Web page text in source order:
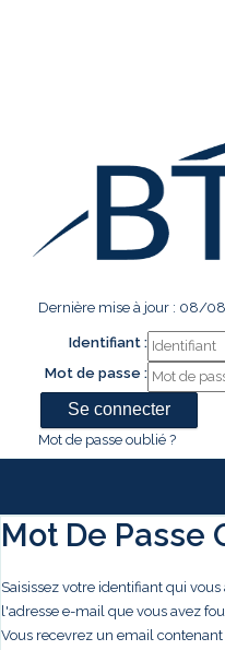
Dernière mise à jour : 08/
Identifiant :
Mot de passe :
Mot de passe oublié ?
Mot De Passe
Saisissez votre identifiant qui
l'adresse e-mail que vous avez
Vous recevrez un email